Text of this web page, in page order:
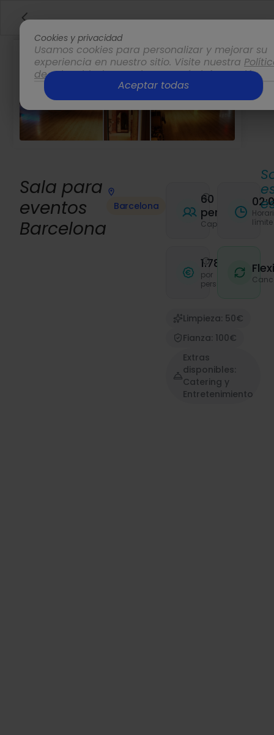
Sala para
eventos
Barcelona
Barcelona
60
personas
Capacidad
límite
1.78€
por
persona/hora
Limpieza: 50€
Fianza: 100€
Extras
disponibles:
Catering y
Entretenimiento
Cookies y privacidad
Usamos cookies para personalizar y mejorar su
experiencia en nuestro sitio. Visite nuestra
de privacidadpara obtener más información.
Opciones
Aceptar todas